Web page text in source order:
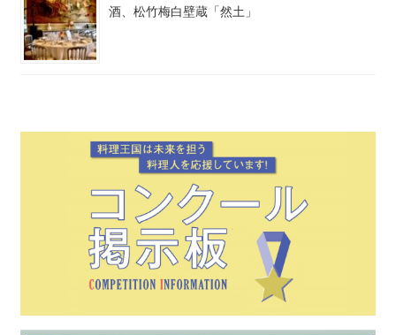
酒、松竹梅白壁蔵「然土」